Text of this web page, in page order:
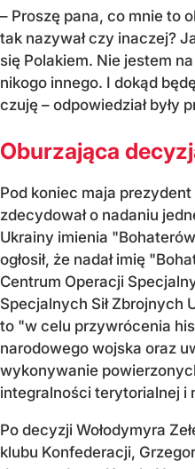
– Proszę pana, co mnie to
tak nazywał czy inaczej?
się Polakiem. Nie jestem
nikogo innego. I dokąd
czuję – odpowiedział były
Oburzająca
Pod koniec maja prezydent
zdecydował o nadaniu
Ukrainy imienia
ogłosił, że nadał imię
Centrum Operacji
Specjalnych Sił Zbrojnych
to "w celu przywrócenia
narodowego wojska oraz
wykonywanie
integralności terytorialnej i
Po decyzji Wołodymyra
klubu Konfederacji,